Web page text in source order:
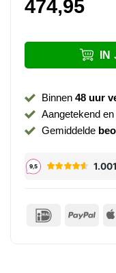
474,95
Binnen 48 uur
Aangetekend en
Gemiddelde
IDeal